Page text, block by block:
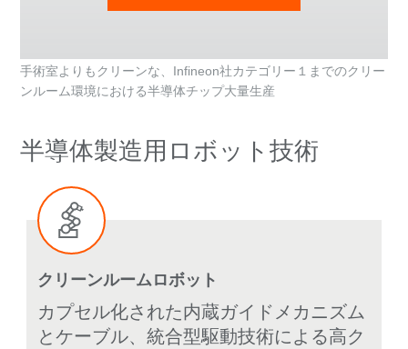
手術室よりもクリーンな、Infineon社カテゴリー１までのクリー
ンルーム環境における半導体チップ大量生産
半導体製造用ロボット技術
クリーンルームロボット
カプセル化された内蔵ガイドメカニズム
とケーブル、統合型駆動技術による高ク